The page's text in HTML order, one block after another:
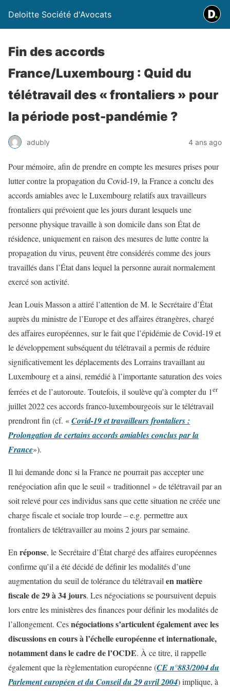
Deloitte Société d'Avocats
Fin des accords
France/Luxembourg : Quid du
télétravail des « frontaliers » pour
la période post-pandémie ?
adubly 4 ans ago
Pour mémoire, afin de prendre en compte les mesures prises pour
lutter contre la propagation du Covid-19, la France a conclu des
accords amiables avec le Luxembourg relatifs aux travailleurs
frontaliers qui prévoient que les jours durant lesquels une
personne physique travaille à son domicile dans son État de
résidence, uniquement en raison des mesures de lutte contre la
propagation du virus, peuvent être considérés comme des jours
travaillés dans l’État dans lequel la personne aurait normalement
exercé son activité.
Jean Louis Masson a attiré l’attention de M. le Secrétaire d’État
auprès du ministre de l’Europe et des affaires étrangères, chargé
des affaires européennes, sur le fait que l’épidémie de Covid-19 et
le développement subséquent du télétravail a permis de réduire
significativement les déplacements des Lorrains travaillant au
Luxembourg et a ainsi, remédié à l’importante saturation des voies
ferrées et de l’autoroute. Toutefois, il soulève qu’à compter du 1er
juillet 2022 ces accords franco-luxembourgeois sur le télétravail
prendront fin (cf. «Covid-19 et travailleurs frontaliers :
Prolongation de certains accords amiables conclus par la
France»).
Il lui demande donc si la France ne pourrait pas accepter une
renégociation afin que le seuil « traditionnel » de télétravail par an
soit relevé pour ces individus sans que cette situation ne créée une
charge fiscale et sociale trop lourde – e.g. permettre aux
frontaliers de télétravailler au moins 2 jours par semaine.
Enréponse, le Secrétaire d’État chargé des affaires européennes
confirme qu’il a été décidé de définir les modalités d’une
augmentation du seuil de tolérance du télétravailen matière
fiscale de 29 à 34 jours. Les négociations se poursuivent depuis
lors entre les ministères des finances pour définir les modalités de
l’allongement. Cesnégociations s’articulent également avec les
discussions en cours à l’échelle européenne et internationale,
notamment dans le cadre de l’OCDE. À ce titre, il rappelle
également que la règlementation européenne (CE n°883/2004 du
Parlement européen et du Conseil du 29 avril 2004) implique, à